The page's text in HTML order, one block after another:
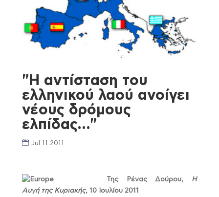
"Η αντίσταση του
ελληνικού λαού ανοίγει
νέους δρόμους
ελπίδας…"
Jul 11 2011
Της Ρένας Δούρου, Η
Αυγή της Κυριακής, 10 Ιουλίου 2011